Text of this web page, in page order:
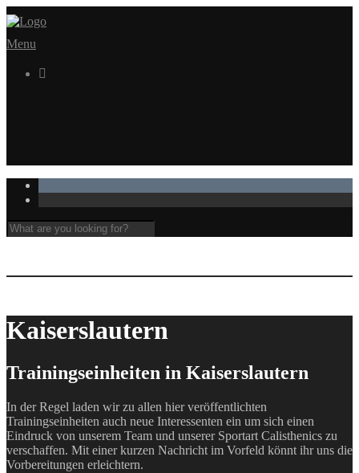
Menu

Kaiserslautern
Trainingseinheiten in Kaiserslautern
In der Regel laden wir zu allen hier veröffentlichten
Trainingseinheiten auch neue Interessenten ein um sich einen
Eindruck von unserem Team und unserer Sportart Calisthenics zu
verschaffen. Mit einer kurzen Nachricht im Vorfeld könnt ihr uns die
Vorbereitungen erleichtern.